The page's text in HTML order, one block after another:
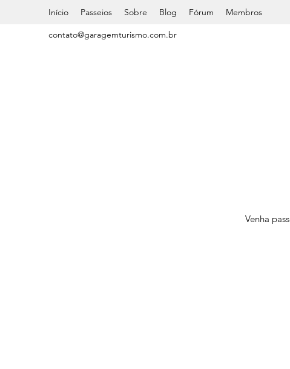
Início Passeios Sobre Blog Fórum Membros
contato@garagemturismo.com.br
Venha